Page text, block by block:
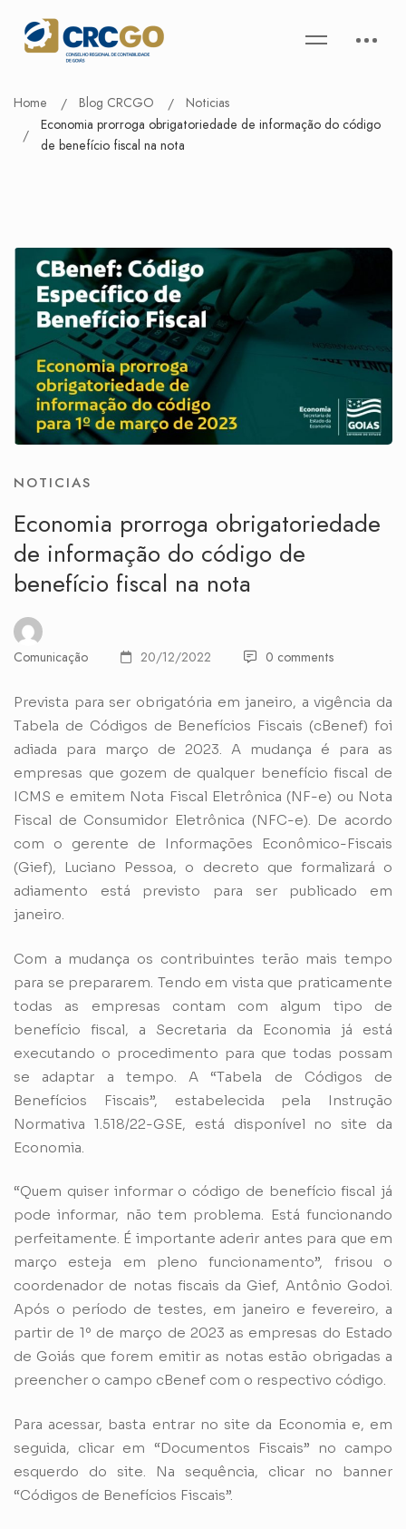
Home Blog CRCGO
Noticias
Economia prorroga obrigatoriedade de informação do código
de benefício fiscal na nota
NOTICIAS
Economia prorroga obrigatoriedade
de informação do código de
benefício fiscal na nota
Comunicação 20/12/2022 0 comments
Prevista para ser obrigatória em janeiro, a vigência da
Tabela de Códigos de Benefícios Fiscais (cBenef) foi
adiada para março de 2023. A mudança é para as
empresas que gozem de qualquer benefício fiscal de
ICMS e emitem Nota Fiscal Eletrônica (NF-e) ou Nota
Fiscal de Consumidor Eletrônica (NFC-e). De acordo
com o gerente de Informações Econômico-Fiscais
(Gief), Luciano Pessoa, o decreto que formalizará o
adiamento está previsto para ser publicado em
janeiro.
Com a mudança os contribuintes terão mais tempo
para se prepararem. Tendo em vista que praticamente
todas as empresas contam com algum tipo de
benefício fiscal, a Secretaria da Economia já está
executando o procedimento para que todas possam
se adaptar a tempo. A “Tabela de Códigos de
Benefícios Fiscais”, estabelecida pela Instrução
Normativa 1.518/22-GSE, está disponível no site da
Economia.
“Quem quiser informar o código de benefício fiscal já
pode informar, não tem problema. Está funcionando
perfeitamente. É importante aderir antes para que em
março esteja em pleno funcionamento”, frisou o
coordenador de notas fiscais da Gief, Antônio Godoi.
Após o período de testes, em janeiro e fevereiro, a
partir de 1º de março de 2023 as empresas do Estado
de Goiás que forem emitir as notas estão obrigadas a
preencher o campo cBenef com o respectivo código.
Para acessar, basta entrar no site da Economia e, em
seguida, clicar em “Documentos Fiscais” no campo
esquerdo do site. Na sequência, clicar no banner
“Códigos de Benefícios Fiscais”.